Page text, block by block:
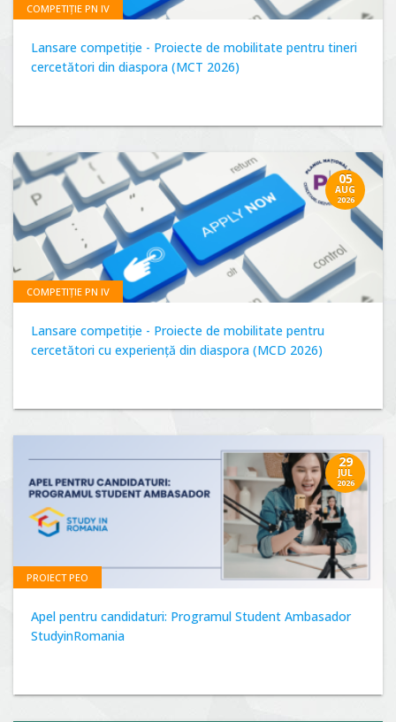
COMPETIȚIE PN IV
Lansare competiție - Proiecte de mobilitate pentru tineri
cercetători din diaspora (MCT 2026)
05
AUG
2026
COMPETIȚIE PN IV
Lansare competiție - Proiecte de mobilitate pentru
cercetători cu experiență din diaspora (MCD 2026)
29
JUL
2026
PROIECT PEO
Apel pentru candidaturi: Programul Student Ambasador
StudyinRomania